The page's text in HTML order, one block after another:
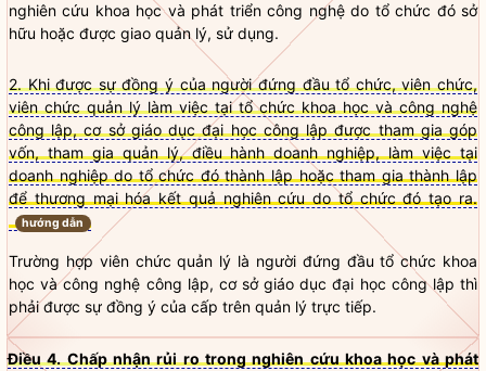
nghiên cứu khoa học và phát triển công nghệ do tổ chức đó sở
hữu hoặc được giao quản lý, sử dụng.
2. Khi được sự đồng ý của người đứng đầu tổ chức, viên chức,
viên chức quản lý làm việc tại tổ chức khoa học và công nghệ
công lập, cơ sở giáo dục đại học công lập được tham gia góp
vốn, tham gia quản lý, điều hành doanh nghiệp, làm việc tại
doanh nghiệp do tổ chức đó thành lập hoặc tham gia thành lập
để thương mại hóa kết quả nghiên cứu do tổ chức đó tạo ra.
hướng dẫn
Trường hợp viên chức quản lý là người đứng đầu tổ chức khoa
học và công nghệ công lập, cơ sở giáo dục đại học công lập thì
phải được sự đồng ý của cấp trên quản lý trực tiếp.
Điều 4. Chấp nhận rủi ro trong nghiên cứu khoa học và phát